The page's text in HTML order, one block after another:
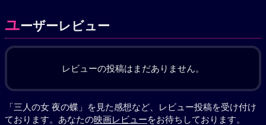
ユーザーレビュー
レビューの投稿はまだありません。
「三人の女 夜の蝶」を見た感想など、レビュー投稿を受け付け
ております。あなたの映画レビューをお待ちしております。